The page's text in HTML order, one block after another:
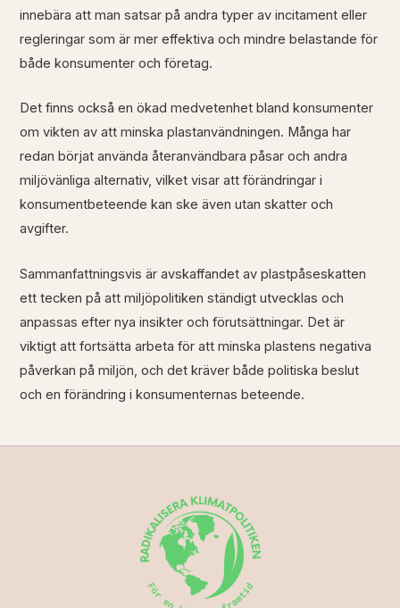
innebära att man satsar på andra typer av incitament eller
regleringar som är mer effektiva och mindre belastande för
både konsumenter och företag.
Det finns också en ökad medvetenhet bland konsumenter
om vikten av att minska plastanvändningen. Många har
redan börjat använda återanvändbara påsar och andra
miljövänliga alternativ, vilket visar att förändringar i
konsumentbeteende kan ske även utan skatter och
avgifter.
Sammanfattningsvis är avskaffandet av plastpåseskatten
ett tecken på att miljöpolitiken ständigt utvecklas och
anpassas efter nya insikter och förutsättningar. Det är
viktigt att fortsätta arbeta för att minska plastens negativa
påverkan på miljön, och det kräver både politiska beslut
och en förändring i konsumenternas beteende.